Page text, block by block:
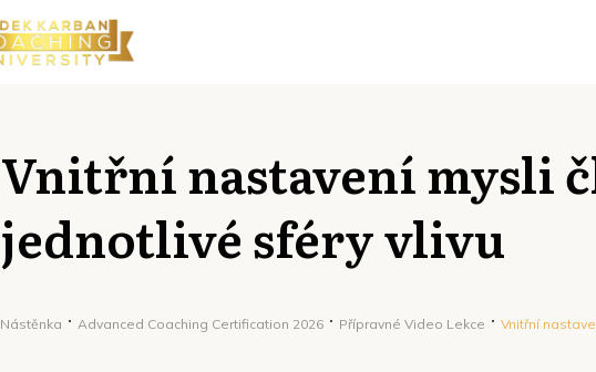
Vnitřní nastavení mysli
jednotlivé sféry vlivu
Nástěnka Advanced Coaching Certification 2026 Přípravné Video Lekce Vnitřní